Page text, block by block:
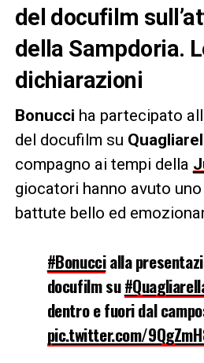
del docufilm
della Sampdoria.
dichiarazioni
Bonucci ha partecipato
del docufilm su
compagno ai tempi della
giocatori hanno avuto
battute bello ed
#Bonuccialla
docufilm su
dentro e fuori dal
pic.twitter.com/